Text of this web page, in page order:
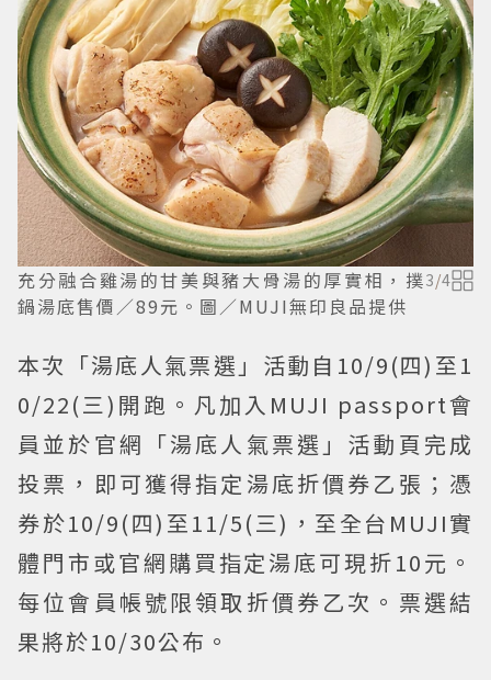
充分融合雞湯的甘美與豬大骨湯的厚實相，撲
鍋湯底售價／89元。圖／MUJI無印良品提供
3/4
本次「湯底人氣票選」活動自10/9(四)至1
0/22(三)開跑。凡加入MUJI passport會
員並於官網「湯底人氣票選」活動頁完成
投票，即可獲得指定湯底折價券乙張；憑
券於10/9(四)至11/5(三)，至全台MUJI實
體門市或官網購買指定湯底可現折10元。
每位會員帳號限領取折價券乙次。票選結
果將於10/30公布。